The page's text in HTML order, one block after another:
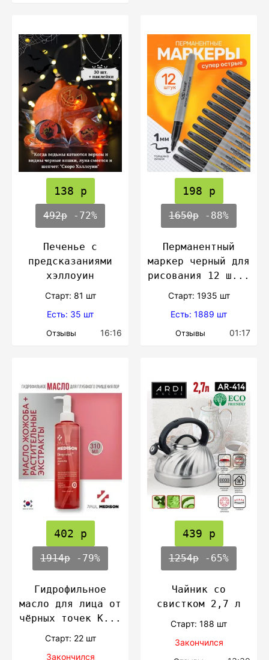
138 р
492р -72%
Печенье с
предсказаниями
хэллоуин
Cтарт: 81 шт
Есть: 35 шт
Отзывы 16:16
198 р
1650р -88%
Перманентный
маркер черный для
рисования 12 ш...
Cтарт: 1935 шт
Есть: 1889 шт
Отзывы 01:17
402 р
1914р -79%
Гидрофильное
масло для лица от
чёрных точек К...
Cтарт: 22 шт
Закончился
439 р
1254р -65%
Чайник со
свистком 2,7 л
Cтарт: 188 шт
Закончился